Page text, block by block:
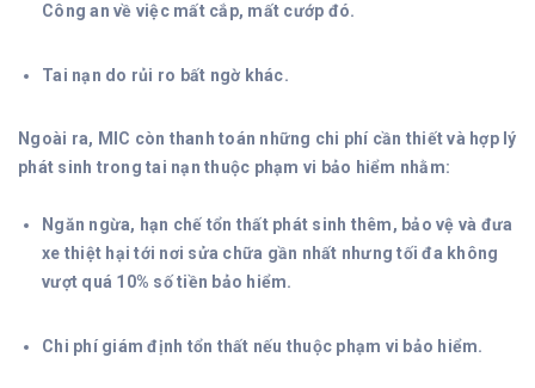
Công an về việc mất cắp, mất cướp đó.
Tai nạn do rủi ro bất ngờ khác.
Ngoài ra, MIC còn thanh toán những chi phí cần thiết và hợp lý
phát sinh trong tai nạn thuộc phạm vi bảo hiểm nhằm:
Ngăn ngừa, hạn chế tổn thất phát sinh thêm, bảo vệ và đưa
xe thiệt hại tới nơi sửa chữa gần nhất nhưng tối đa không
vượt quá 10% số tiền bảo hiểm.
Chi phí giám định tổn thất nếu thuộc phạm vi bảo hiểm.